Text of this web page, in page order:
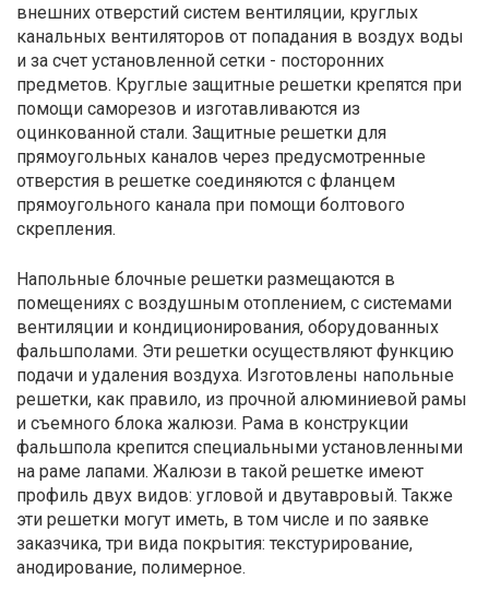
внешних отверстий систем вентиляции, круглых
канальных вентиляторов от попадания в воздух воды
и за счет установленной сетки - посторонних
предметов. Круглые защитные решетки крепятся при
помощи саморезов и изготавливаются из
оцинкованной стали. Защитные решетки для
прямоугольных каналов через предусмотренные
отверстия в решетке соединяются с фланцем
прямоугольного канала при помощи болтового
скрепления.
Напольные блочные решетки размещаются в
помещениях с воздушным отоплением, с системами
вентиляции и кондиционирования, оборудованных
фальшполами. Эти решетки осуществляют функцию
подачи и удаления воздуха. Изготовлены напольные
решетки, как правило, из прочной алюминиевой рамы
и съемного блока жалюзи. Рама в конструкции
фальшпола крепится специальными установленными
на раме лапами. Жалюзи в такой решетке имеют
профиль двух видов: угловой и двутавровый. Также
эти решетки могут иметь, в том числе и по заявке
заказчика, три вида покрытия: текстурирование,
анодирование, полимерное.